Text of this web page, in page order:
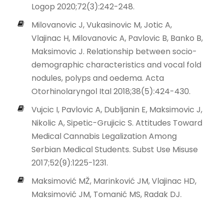
Logop 2020;72(3):242-248.
Milovanovic J, Vukasinovic M, Jotic A,
Vlajinac H, Milovanovic A, Pavlovic B, Banko B,
Maksimovic J. Relationship between socio-
demographic characteristics and vocal fold
nodules, polyps and oedema. Acta
Otorhinolaryngol Ital 2018;38(5):424-430.
Vujcic I, Pavlovic A, Dubljanin E, Maksimovic J,
Nikolic A, Sipetic-Grujicic S. Attitudes Toward
Medical Cannabis Legalization Among
Serbian Medical Students. Subst Use Misuse
2017;52(9):1225-1231.
Maksimović MŽ, Marinković JM, Vlajinac HD,
Maksimović JM, Tomanić MS, Radak DJ.